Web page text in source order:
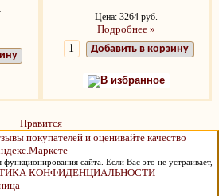
Цена: 3264 руб.
Подробнее »
Добавить в корзину
В избранное
Нравится
сайта. Если Вас это не устраивает,
КОНФИДЕНЦИАЛЬНОСТИ